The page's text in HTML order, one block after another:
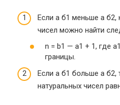
Если a б1 меньше a б2,
чисел можно найти
n = b1 — a1 + 1, где
границы.
Если a б1 больше a б2,
натуральных чисел